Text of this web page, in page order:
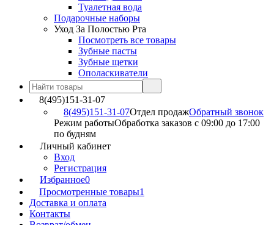
Туалетная вода
Подарочные наборы
Уход За Полостью Рта
Посмотреть все товары
Зубные пасты
Зубные щетки
Ополаскиватели
8(495)151-31-07
8(495)151-31-07Отдел продажОбратный звонок
Режим работыОбработка заказов с 09:00 до 17:00
по будням
Личный кабинет
Вход
Регистрация
Избранное0
Просмотренные товары1
Доставка и оплата
Контакты